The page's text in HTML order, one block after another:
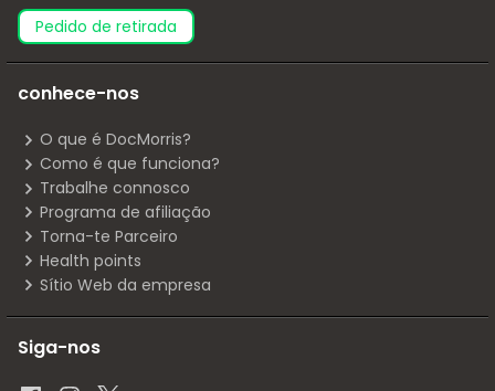
pedido de retirada
conhece-nos
O que é DocMorris?
Como é que funciona?
Trabalhe connosco
Programa de afiliação
Torna-te Parceiro
Health points
Sítio Web da empresa
Siga-nos